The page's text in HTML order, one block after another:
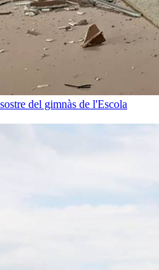
del gimnàs de l'Escola